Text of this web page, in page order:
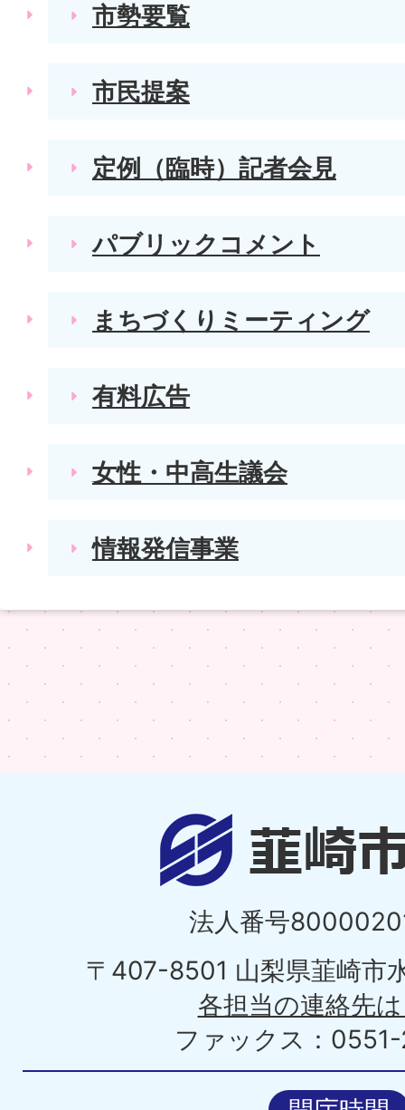
市勢要覧
市民提案
定例（臨時）記者会見
パブリックコメント
まちづくりミーティング
有料広告
女性・中高生議会
情報発信事業
法人番号
〒407-8501 山梨県韮崎市
各担当の連絡先
ファックス：